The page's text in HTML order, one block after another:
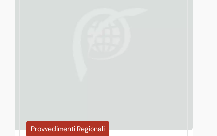
Provvedimenti Regionali